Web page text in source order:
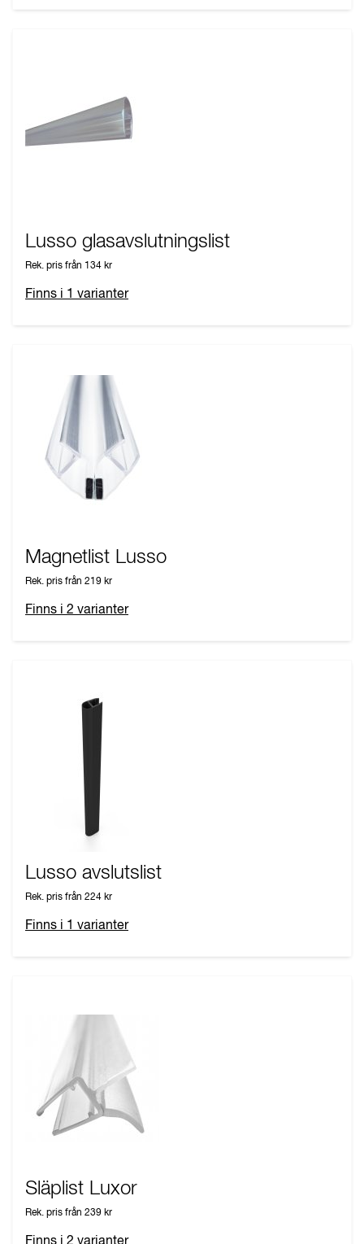
Lusso glasavslutningslist
Rek. pris från 134 kr
Finns i 1 varianter
Magnetlist Lusso
Rek. pris från 219 kr
Finns i 2 varianter
Lusso avslutslist
Rek. pris från 224 kr
Finns i 1 varianter
Släplist Luxor
Rek. pris från 239 kr